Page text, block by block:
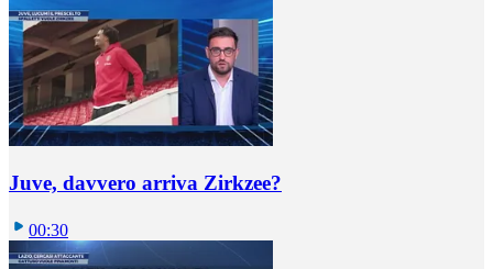
Juve, davvero arriva Zirkzee?
00:30